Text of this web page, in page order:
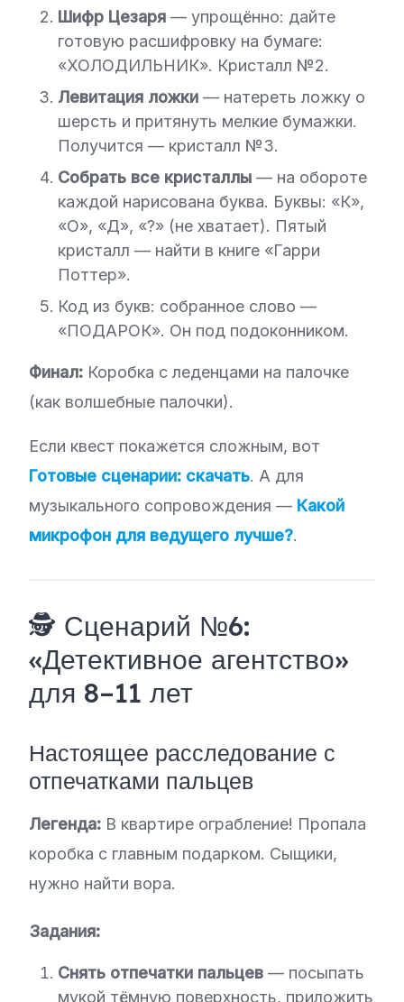
Шифр Цезаря — упрощённо: дайте
готовую расшифровку на бумаге:
«ХОЛОДИЛЬНИК». Кристалл №2.
Левитация ложки — натереть ложку о
шерсть и притянуть мелкие бумажки.
Получится — кристалл №3.
Собрать все кристаллы — на обороте
каждой нарисована буква. Буквы: «К»,
«О», «Д», «?» (не хватает). Пятый
кристалл — найти в книге «Гарри
Поттер».
Код из букв: собранное слово —
«ПОДАРОК». Он под подоконником.
Финал: Коробка с леденцами на палочке
(как волшебные палочки).
Если квест покажется сложным, вот
Готовые сценарии: скачать. А для
музыкального сопровождения — Какой
микрофон для ведущего лучше?.
🕵️ Сценарий №6:
«Детективное агентство»
для 8–11 лет
Настоящее расследование с
отпечатками пальцев
Легенда: В квартире ограбление! Пропала
коробка с главным подарком. Сыщики,
нужно найти вора.
Задания:
Снять отпечатки пальцев — посыпать
мукой тёмную поверхность, приложить